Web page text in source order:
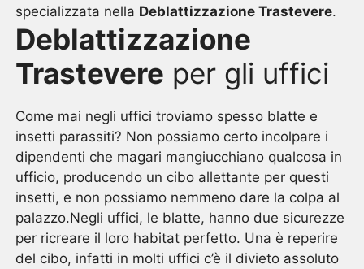
specializzata nella Deblattizzazione Trastevere.
Deblattizzazione
Trastevere per gli uffici
Come mai negli uffici troviamo spesso blatte e
insetti parassiti? Non possiamo certo incolpare i
dipendenti che magari mangiucchiano qualcosa in
ufficio, producendo un cibo allettante per questi
insetti, e non possiamo nemmeno dare la colpa al
palazzo.Negli uffici, le blatte, hanno due sicurezze
per ricreare il loro habitat perfetto. Una è reperire
del cibo, infatti in molti uffici c’è il divieto assoluto